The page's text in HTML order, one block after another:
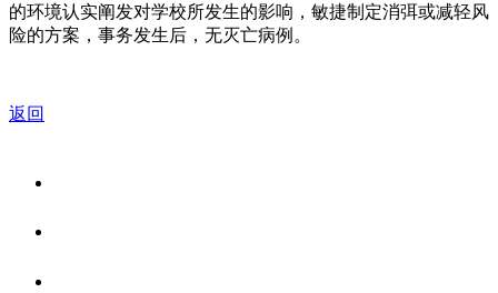
的环境认实阐发对学校所发生的影响，敏捷制定消弭或减轻风
险的方案，事务发生后，无灭亡病例。
返回